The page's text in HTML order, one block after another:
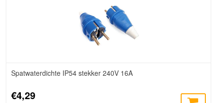
Spatwaterdichte IP54 stekker 240V 16A
€4,29